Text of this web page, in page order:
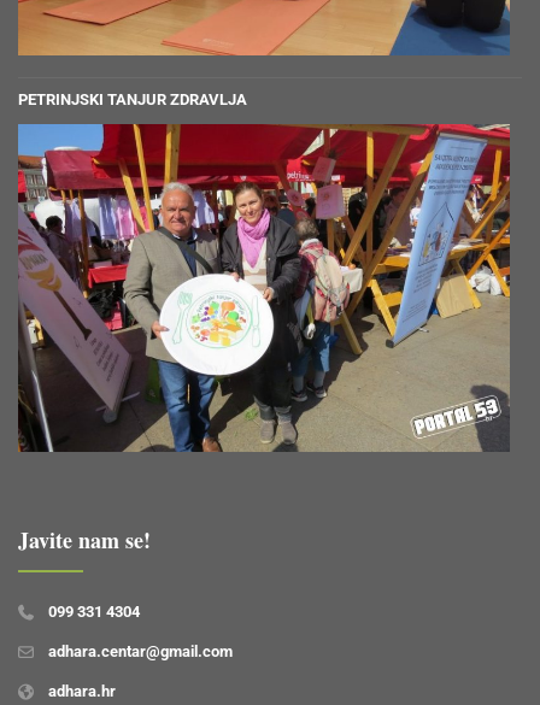
PETRINJSKI TANJUR ZDRAVLJA
Javite nam se!
099 331 4304
adhara.centar@gmail.com
adhara.hr